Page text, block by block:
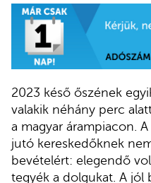
2023 késő őszének
valakik néhány perc
a magyar árampiacon.
jutó kereskedőknek
bevételért: elegendő
tegyék a dolgukat. A jól